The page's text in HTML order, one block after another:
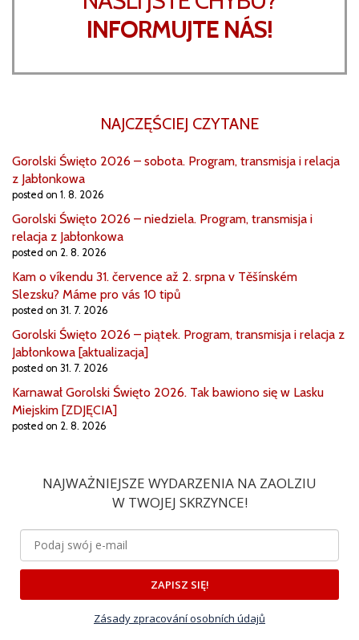
INFORMUJTE NÁS!
NAJCZĘŚCIEJ CZYTANE
Gorolski Święto 2026 – sobota. Program, transmisja i relacja
z Jabłonkowa
posted on 1. 8. 2026
Gorolski Święto 2026 – niedziela. Program, transmisja i
relacja z Jabłonkowa
posted on 2. 8. 2026
Kam o víkendu 31. července až 2. srpna v Těšínském
Slezsku? Máme pro vás 10 tipů
posted on 31. 7. 2026
Gorolski Święto 2026 – piątek. Program, transmisja i relacja z
Jabłonkowa [aktualizacja]
posted on 31. 7. 2026
Karnawał Gorolski Święto 2026. Tak bawiono się w Lasku
Miejskim [ZDJĘCIA]
posted on 2. 8. 2026
NAJWAŻNIEJSZE WYDARZENIA NA ZAOLZIU
W TWOJEJ SKRZYNCE!
ZAPISZ SIĘ!
Zásady zpracování osobních údajů